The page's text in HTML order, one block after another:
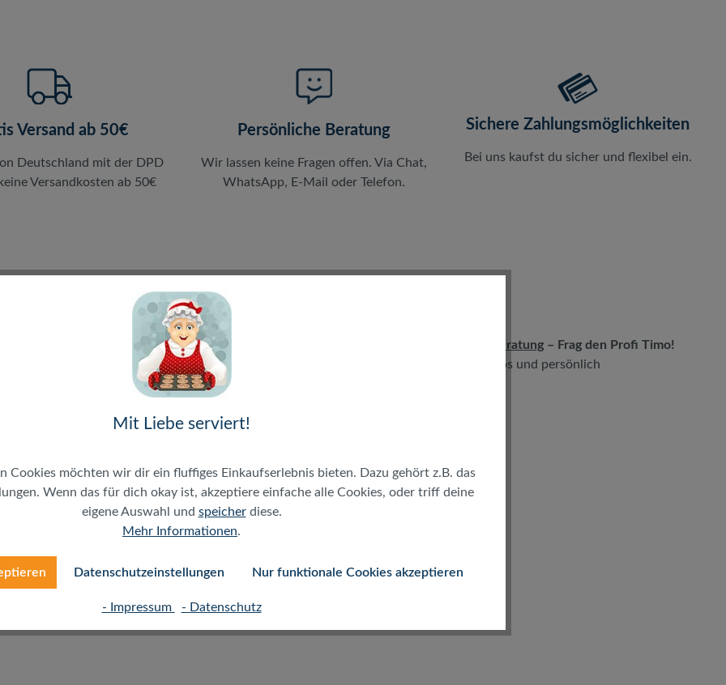
Versand ab 50€
Deutschland mit der DPD
Versandkosten ab 50€
Persönliche Beratung
Wir lassen keine Fragen offen. Via Chat,
WhatsApp, E-Mail oder Telefon.
Sichere Zahlungsmöglichkeiten
Bei uns kaufst du sicher und flexibel ein.
geringen Abmessungen und Biegeradien ideal für den
Umgebungen. Es unterstützt alle derzeitigen
analoge und digitale Telefonie (ISDN). Diese
flexibel.
LIVE-Beratung – Frag den Profi Timo!
kostenlos und persönlich
Mit Liebe serviert!
Cookies möchten wir dir ein fluffiges Einkaufserlebnis bieten. Dazu gehört z.B. das
Wenn das für dich okay ist, akzeptiere einfache alle Cookies, oder triff deine
eigene Auswahl und speicherdiese.
Mehr Informationen.
Datenschutzeinstellungen Nur funktionale Cookies akzeptieren
- Impressum - Datenschutz